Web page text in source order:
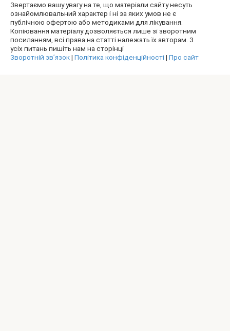
Звертаємо вашу увагу на те, що матеріали сайту несуть
ознайомлювальний характер і ні за яких умов не є
публічною офертою або методиками для лікування.
Копіювання матеріалу дозволяється лише зі зворотним
посиланням, всі права на статті належать їх авторам. З
усіх питань пишіть нам на сторінці
Зворотній зв’язок| Політика конфіденційності| Про сайт